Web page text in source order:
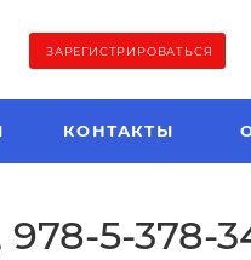
ЗАРЕГИСТРИРОВАТЬСЯ
КОНТАКТЫ
5-378-